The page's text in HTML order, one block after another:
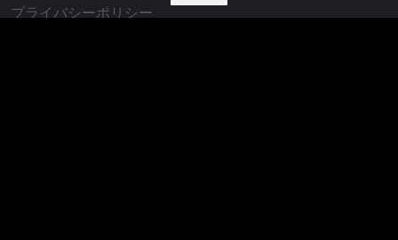
プライバシーポリシー